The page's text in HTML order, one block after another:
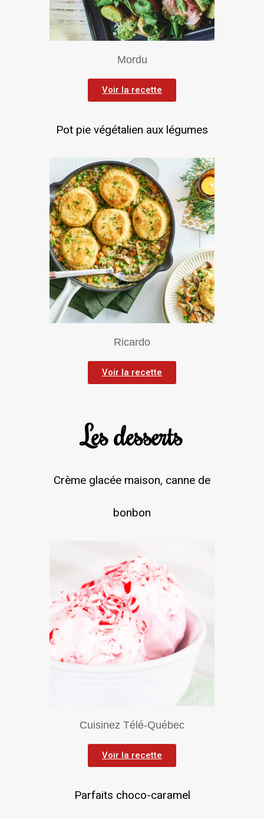
Mordu
Voir la recette
Pot pie végétalien aux légumes
Ricardo
Voir la recette
Les desserts
Crème glacée maison, canne de
bonbon
Cuisinez Télé-Québec
Voir la recette
Parfaits choco-caramel